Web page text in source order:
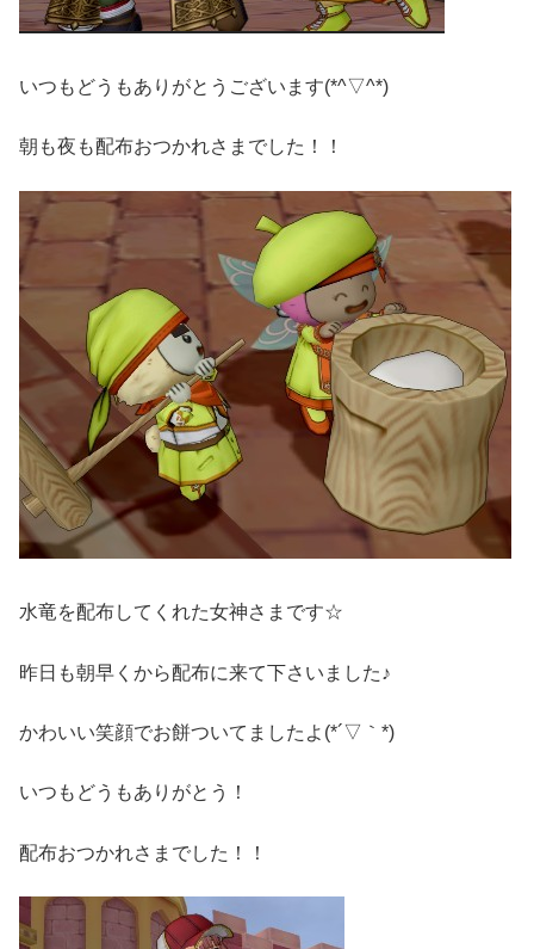
いつもどうもありがとうございます(*^▽^*)
朝も夜も配布おつかれさまでした！！
水竜を配布してくれた女神さまです☆
昨日も朝早くから配布に来て下さいました♪
かわいい笑顔でお餅ついてましたよ(*´▽｀*)
いつもどうもありがとう！
配布おつかれさまでした！！